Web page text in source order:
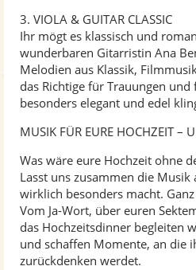
3. VIOLA & GUITAR CLASSIC
Ihr mögt es klassisch und
wunderbaren Gitarristin Ana
Melodien aus Klassik,
das Richtige für Trauungen
besonders elegant und edel
MUSIK FÜR EURE HOCHZEIT –
Was wäre eure Hochzeit ohne
Lasst uns zusammen die Musik
wirklich besonders macht.
Vom Ja-Wort, über euren
das Hochzeitsdinner begleiten
und schaffen Momente, an die
zurückdenken werdet.